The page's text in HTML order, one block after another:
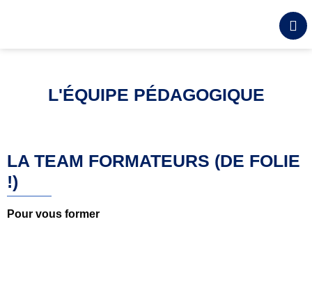
L'ÉQUIPE PÉDAGOGIQUE
LA TEAM FORMATEURS (DE FOLIE
!)
Pour vous former